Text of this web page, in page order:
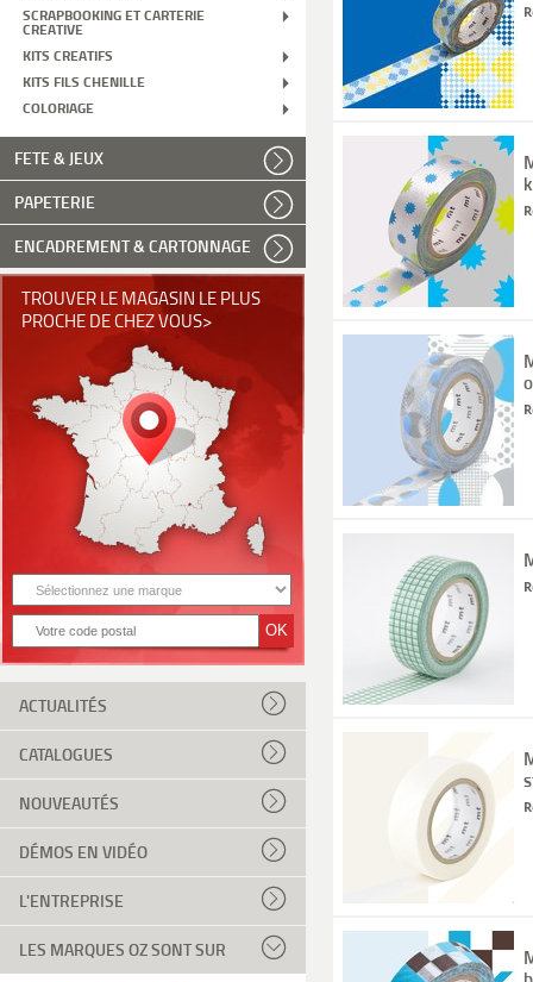
SCRAPBOOKING ET CARTERIE
CREATIVE
KITS CREATIFS
KITS FILS CHENILLE
COLORIAGE
FETE & JEUX
PAPETERIE
ENCADREMENT & CARTONNAGE
TROUVER LE MAGASIN LE PLUS
PROCHE DE CHEZ VOUS>
ACTUALITÉS
CATALOGUES
NOUVEAUTÉS
DÉMOS EN VIDÉO
L'ENTREPRISE
LES MARQUES OZ SONT SUR